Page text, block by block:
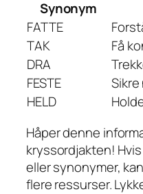
Synonym
FATTE
TAK
Få
DRA
FESTE
HELD
Håper denne
kryssordjakten!
eller synonymer,
flere ressurser.